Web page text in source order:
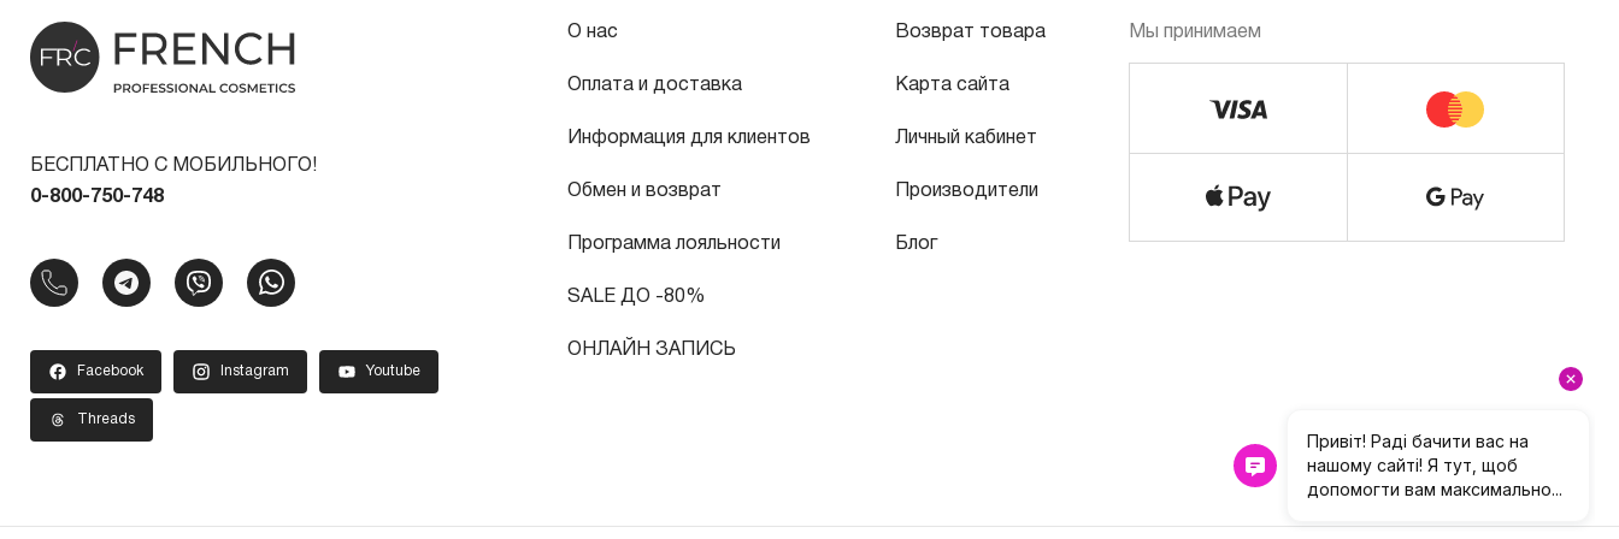
БЕСПЛАТНО С МОБИЛЬНОГО!
0-800-750-748
Facebook Instagram Youtube
Threads
О нас
Оплата и доставка
Информация для клиентов
Обмен и возврат
Программа лояльности
SALE ДО -80%
ОНЛАЙН ЗАПИСЬ
Возврат товара
Карта сайта
Личный кабинет
Производители
Блог
Мы принимаем